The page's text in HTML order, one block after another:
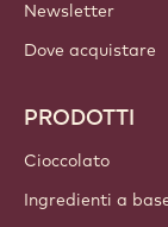
Newsletter
Dove acquistare
PRODOTTI
Cioccolato
Ingredienti a